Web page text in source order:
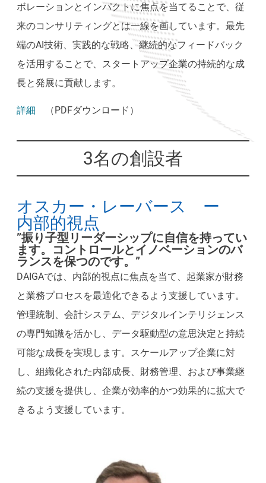
ボレーションとインパクトに焦点を当てることで、従
来のコンサリティングとは一線を画しています。最先
端のAI技術、実践的な戦略、継続的なフィードバック
を活用することで、スタートアップ企業の持続的な成
長と発展に貢献します。
詳細 （PDFダウンロード）
3名の創設者
オスカー・レーバース ー
内部的視点
”振り子型リーダーシップに自信を持ってい
ます。コントロールとイノベーションのバ
ランスを保つのです。”
DAIGAでは、内部的視点に焦点を当て、起業家が財務
と業務プロセスを最適化できるよう支援しています。
管理統制、会計システム、デジタルインテリジェンス
の専門知識を活かし、データ駆動型の意思決定と持続
可能な成長を実現します。スケールアップ企業に対
し、組織化された内部成長、財務管理、および事業継
続の支援を提供し、企業が効率的かつ効果的に拡大で
きるよう支援しています。